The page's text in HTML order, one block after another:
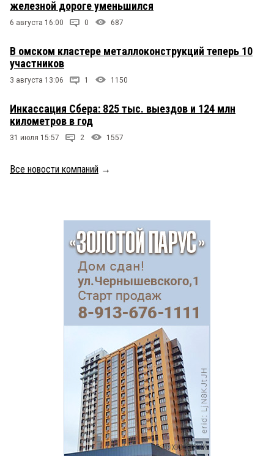
железной дороге уменьшился
6 августа 16:00 0 687
В омском кластере металлоконструкций теперь 10
участников
3 августа 13:06 1 1150
Инкассация Сбера: 825 тыс. выездов и 124 млн
километров в год
31 июля 15:57 2 1557
Все новости компаний →